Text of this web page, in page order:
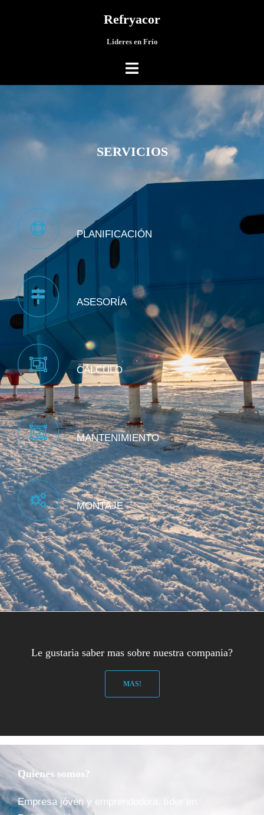
Refryacor
Lideres en Frío
SERVICIOS
PLANIFICACIÓN
ASESORÍA
CÁLCULO
MANTENIMIENTO
MONTAJE
Le gustaria saber mas sobre nuestra compania?
MAS!
Quienes somos?
Empresa jóven y emprendedora, líder en